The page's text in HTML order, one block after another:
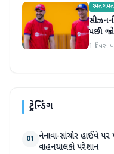
રમતગમત
પછી
1 દિવસ
ટ્રેન્ડિંગ
01 નેનાવા-સાંચોર હાઈવે પર
વાહનચાલકો પરેશાન